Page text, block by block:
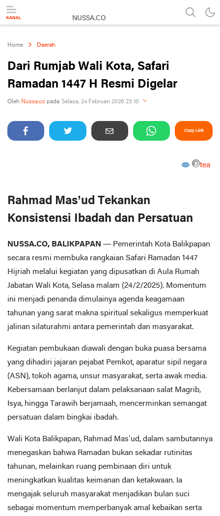
NUSSA.CO
Home Daerah
Dari Rumjab Wali Kota, Safari
Ramadan 1447 H Resmi Digelar
Oleh Nussa.co pada Selasa, 24 Februari 2026 23:10
Copy Link
tea
Rahmad Mas’ud Tekankan
Konsistensi Ibadah dan Persatuan
NUSSA.CO, BALIKPAPAN — Pemerintah Kota Balikpapan
secara resmi membuka rangkaian Safari Ramadan 1447
Hijriah melalui kegiatan yang dipusatkan di Aula Rumah
Jabatan Wali Kota, Selasa malam (24/2/2025). Momentum
ini menjadi penanda dimulainya agenda keagamaan
tahunan yang sarat makna spiritual sekaligus memperkuat
jalinan silaturahmi antara pemerintah dan masyarakat.
Kegiatan pembukaan diawali dengan buka puasa bersama
yang dihadiri jajaran pejabat Pemkot, aparatur sipil negara
(ASN), tokoh agama, unsur masyarakat, serta awak media.
Kebersamaan berlanjut dalam pelaksanaan salat Magrib,
Isya, hingga Tarawih berjamaah, mencerminkan semangat
persatuan dalam bingkai ibadah.
Wali Kota Balikpapan, Rahmad Mas’ud, dalam sambutannya
menegaskan bahwa Ramadan bukan sekadar rutinitas
tahunan, melainkan ruang pembinaan diri untuk
meningkatkan kualitas keimanan dan ketakwaan. Ia
mengajak seluruh masyarakat menjadikan bulan suci
sebagai momentum memperbanyak amal kebaikan serta